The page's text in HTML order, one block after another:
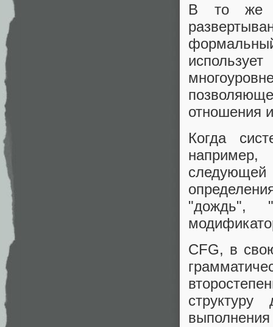
В то же
отношения
Когда
следующей
"дождь",
CFG, в
выполнения